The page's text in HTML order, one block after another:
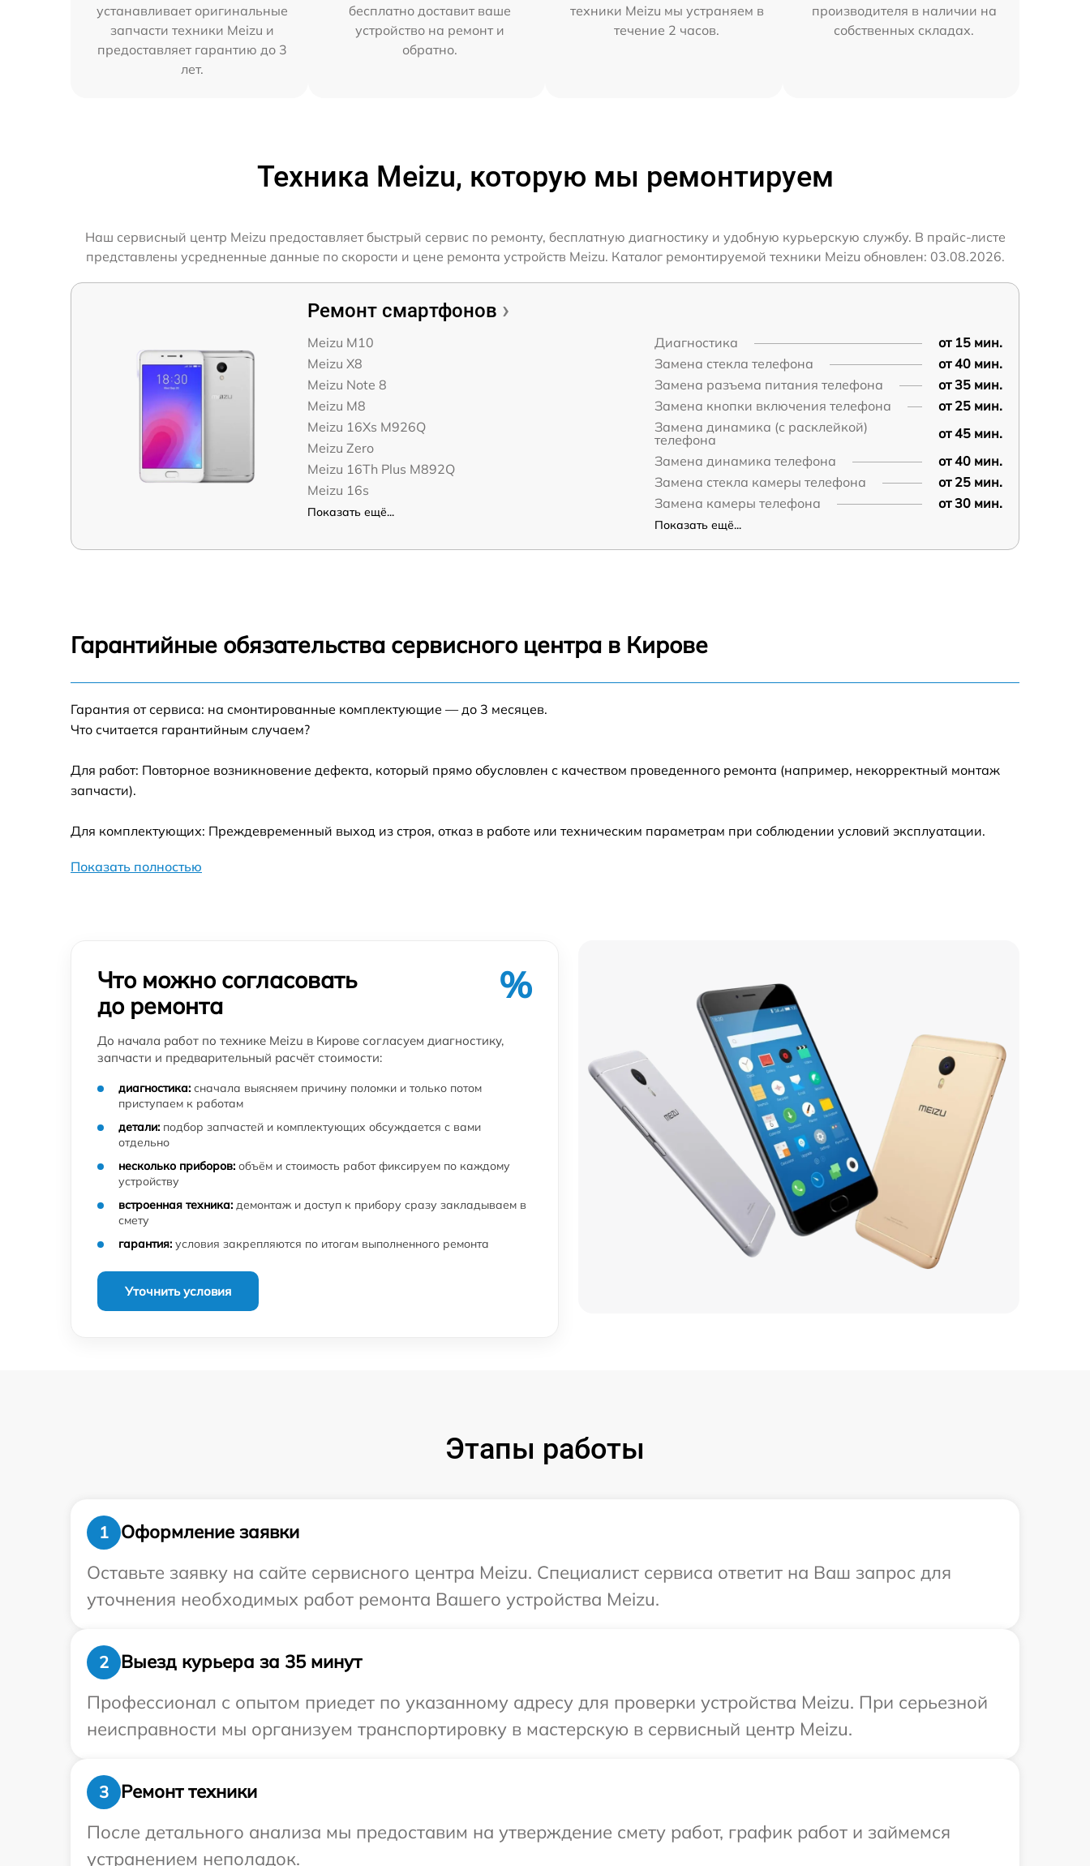
устанавливает оригинальные
запчасти техники Meizu и
предоставляет гарантию до 3
лет.
бесплатно доставит ваше
устройство на ремонт и
обратно.
техники Meizu мы устраняем в
течение 2 часов.
производителя в наличии на
собственных складах.
Техника Meizu, которую мы ремонтируем
Наш сервисный центр Meizu предоставляет быстрый сервис по ремонту, бесплатную диагностику и удобную курьерскую службу. В прайс-листе
представлены усредненные данные по скорости и цене ремонта устройств Meizu. Каталог ремонтируемой техники Meizu обновлен: 03.08.2026.
Ремонт смартфонов
Meizu M10
Meizu X8
Meizu Note 8
Meizu M8
Meizu 16Xs M926Q
Meizu Zero
Meizu 16Th Plus M892Q
Meizu 16s
Показать ещё...
Диагностика
от 15 мин.
Замена стекла телефона
от 40 мин.
Замена разъема питания телефона
от 35 мин.
Замена кнопки включения телефона
от 25 мин.
Замена динамика (с расклейкой)
телефона
от 45 мин.
Замена динамика телефона
от 40 мин.
Замена стекла камеры телефона
от 25 мин.
Замена камеры телефона
от 30 мин.
Показать ещё...
Гарантийные обязательства сервисного центра в Кирове
Гарантия от сервиса: на смонтированные комплектующие — до 3 месяцев.
Что считается гарантийным случаем?
Для работ: Повторное возникновение дефекта, который прямо обусловлен с качеством проведенного ремонта (например, некорректный монтаж
запчасти).
Для комплектующих: Преждевременный выход из строя, отказ в работе или техническим параметрам при соблюдении условий эксплуатации.
Показать полностью
Что можно согласовать
до ремонта
%
До начала работ по технике Meizu в Кирове согласуем диагностику,
запчасти и предварительный расчёт стоимости:
диагностика: сначала выясняем причину поломки и только потом
приступаем к работам
детали: подбор запчастей и комплектующих обсуждается с вами
отдельно
несколько приборов: объём и стоимость работ фиксируем по каждому
устройству
встроенная техника: демонтаж и доступ к прибору сразу закладываем в
смету
гарантия: условия закрепляются по итогам выполненного ремонта
Уточнить условия
Этапы работы
1
Оформление заявки
Оставьте заявку на сайте сервисного центра Meizu. Специалист сервиса ответит на Ваш запрос для
уточнения необходимых работ ремонта Вашего устройства Meizu.
2
Выезд курьера за 35 минут
Профессионал с опытом приедет по указанному адресу для проверки устройства Meizu. При серьезной
неисправности мы организуем транспортировку в мастерскую в сервисный центр Meizu.
3
Ремонт техники
После детального анализа мы предоставим на утверждение смету работ, график работ и займемся
устранением неполадок.